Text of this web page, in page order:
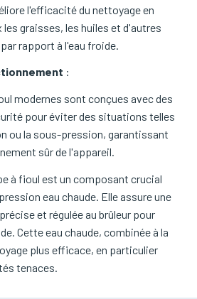
l'efficacité du nettoyage en
graisses, les huiles et d'autres
rapport à l'eau froide.
:
modernes sont conçues avec des
pour éviter des situations telles
ou la sous-pression, garantissant
sûr de l'appareil.
à fioul est un composant crucial
eau chaude. Elle assure une
et régulée au brûleur pour
Cette eau chaude, combinée à la
plus efficace, en particulier
tenaces.